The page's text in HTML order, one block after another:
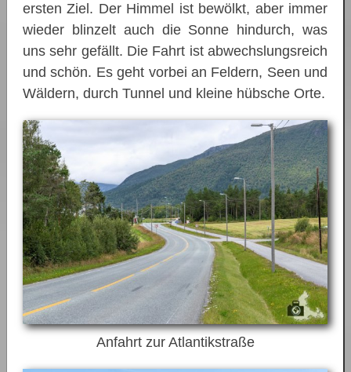
ersten Ziel. Der Himmel ist bewölkt, aber immer
wieder blinzelt auch die Sonne hindurch, was
uns sehr gefällt. Die Fahrt ist abwechslungsreich
und schön. Es geht vorbei an Feldern, Seen und
Wäldern, durch Tunnel und kleine hübsche Orte.
Anfahrt zur Atlantikstraße